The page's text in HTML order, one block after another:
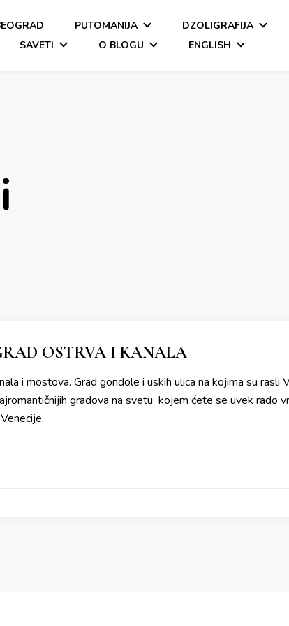
PUTOMANIJA DZOLIGRAFIJA
SAVETI
O BLOGU ENGLISH
OSTRVA I KANALA
i mostova. Grad gondole i uskih ulica na kojima su rasli
gradova na svetu kojem ćete se uvek rado